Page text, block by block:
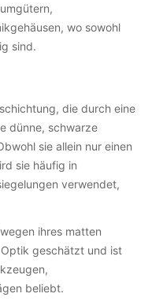
wo sowohl
sind.
die durch eine
dünne, schwarze
sie allein nur einen
sie häufig in
verwendet,
ihres matten
geschätzt und ist
beliebt.